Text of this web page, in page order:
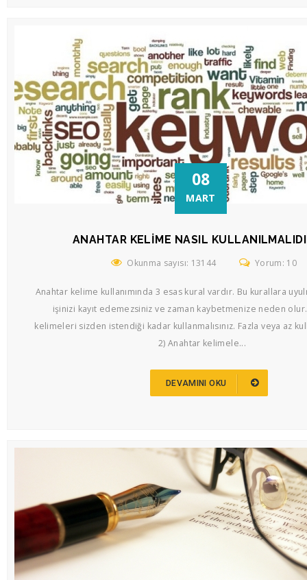
08
MART
ANAHTAR KELIME NASIL
Okunma sayısı: 13144 Yorum: 10
Anahtar kelime kullanımında 3 esas kural vardır. Bu kurallara
işinizi kayıt edemezsiniz ve zaman kaybetmenize neden
kelimeleri sizden istendiği kadar kullanmalısınız. Fazla veya az
2) Anahtar kelimele...
DEVAMINI OKU